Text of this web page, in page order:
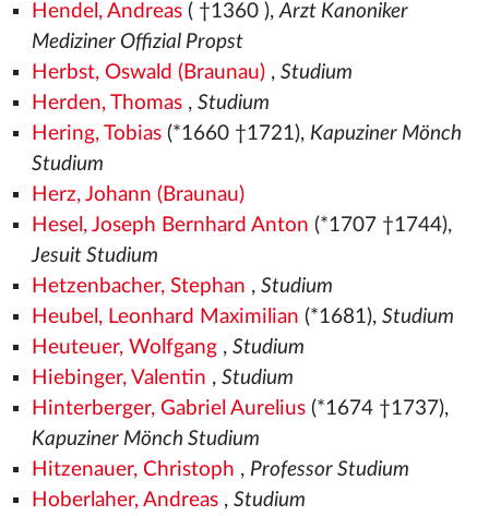
Hendel, Andreas( †1360 ),Arzt Kanoniker
Mediziner Offizial Propst
Herbst, Oswald (Braunau), Studium
Herden, Thomas, Studium
Hering, Tobias(*1660 †1721), Kapuziner Mönch
Studium
Herz, Johann (Braunau)
Hesel, Joseph Bernhard Anton (*1707 †1744),
Jesuit Studium
Hetzenbacher, Stephan , Studium
Heubel, Leonhard Maximilian (*1681), Studium
Heuteuer, Wolfgang, Studium
Hiebinger, Valentin , Studium
Hinterberger, Gabriel Aurelius(*1674 †1737),
Kapuziner Mönch Studium
Hitzenauer, Christoph , Professor Studium
Hoberlaher, Andreas, Studium